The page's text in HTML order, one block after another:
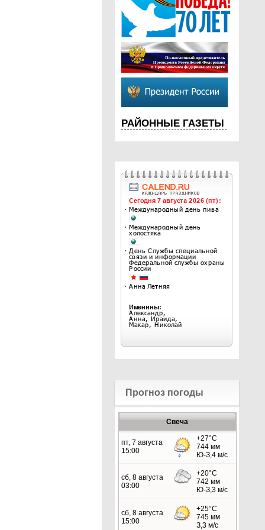
РАЙОННЫЕ ГАЗЕТЫ
Прогноз погоды
Свеча